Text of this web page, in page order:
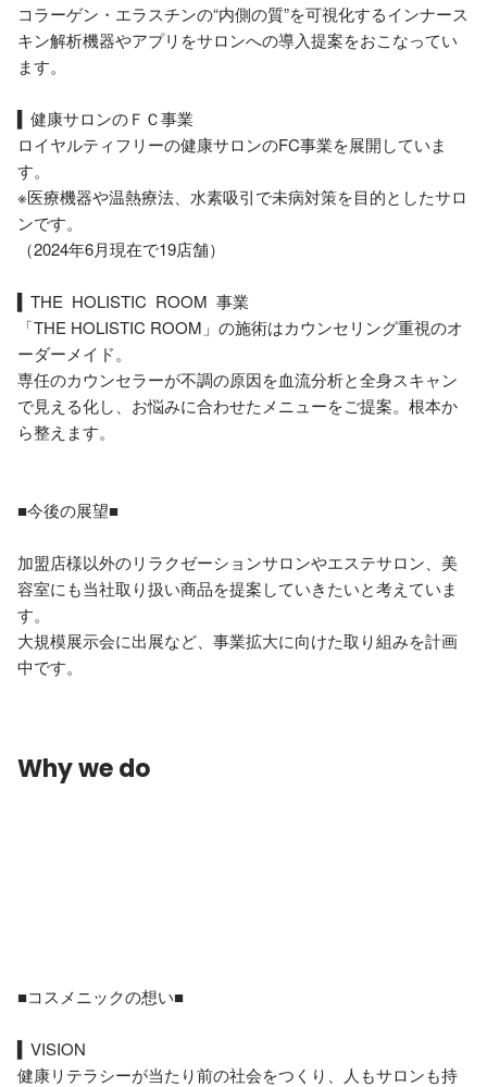
コラーゲン・エラスチンの“内側の質”を可視化するインナース
キン解析機器やアプリをサロンへの導入提案をおこなってい
ます。
▍健康サロンのＦＣ事業
ロイヤルティフリーの健康サロンのFC事業を展開していま
す。
※医療機器や温熱療法、水素吸引で未病対策を目的としたサロ
ンです。
（2024年6月現在で19店舗）
▍THE HOLISTIC ROOM 事業
「THE HOLISTIC ROOM」の施術はカウンセリング重視のオ
ーダーメイド。
専任のカウンセラーが不調の原因を血流分析と全身スキャン
で見える化し、お悩みに合わせたメニューをご提案。根本か
ら整えます。
■今後の展望■
加盟店様以外のリラクゼーションサロンやエステサロン、美
容室にも当社取り扱い商品を提案していきたいと考えていま
す。
大規模展示会に出展など、事業拡大に向けた取り組みを計画
中です。
Why we do
■コスメニックの想い■
▍VISION
健康リテラシーが当たり前の社会をつくり、人もサロンも持